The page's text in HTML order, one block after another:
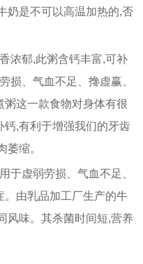
奶是不可以高温加热的,否
浓郁,此粥含钙丰富,可补
损、气血不足、搀虚赢、
这一款食物对身体有很
钙,有利于增强我们的牙齿
萎缩。
于虚弱劳损、气血不足、
。由乳品加工厂生产的牛
风味。其杀菌时间短,营养